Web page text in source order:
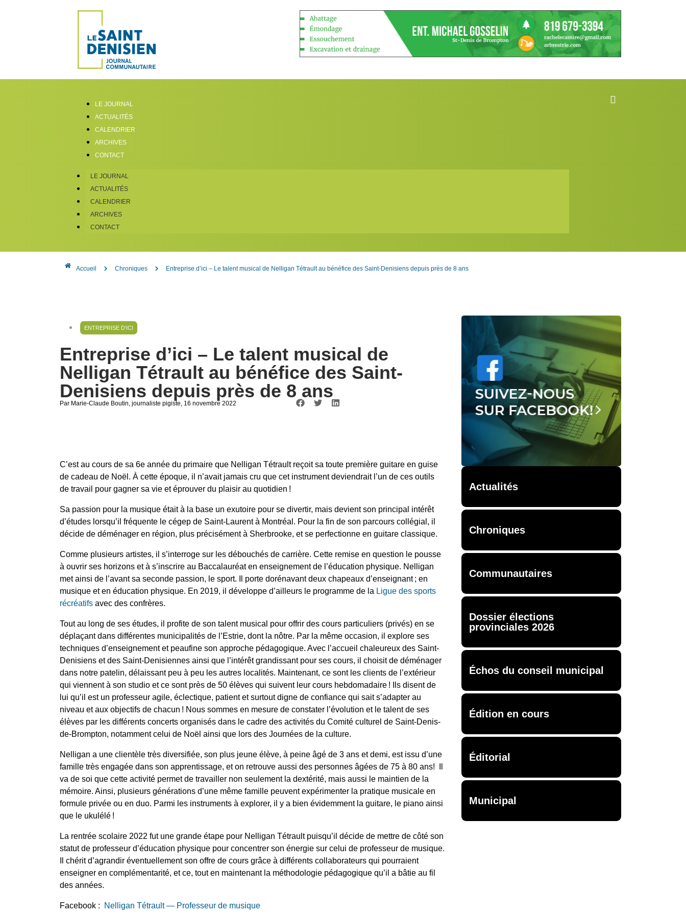
LE JOURNAL
ACTUALITÉS
CALENDRIER
ARCHIVES
CONTACT
LE JOURNAL
ACTUALITÉS
CALENDRIER
ARCHIVES
CONTACT
Accueil Chroniques Entreprise d’ici – Le talent musical de Nelligan Tétrault au bénéfice des Saint-Denisiens depuis près de 8 ans
ENTREPRISE D’ICI
Entreprise d’ici – Le talent musical de
Nelligan Tétrault au bénéfice des Saint-
Denisiens depuis près de 8 ans
Par Marie-Claude Boutin , journaliste pigiste , 16 novembre 2022
C’est au cours de sa 6e année du primaire que Nelligan Tétrault reçoit sa toute première guitare en guise
de cadeau de Noël. À cette époque, il n’avait jamais cru que cet instrument deviendrait l’un de ces outils
de travail pour gagner sa vie et éprouver du plaisir au quotidien !
Sa passion pour la musique était à la base un exutoire pour se divertir, mais devient son principal intérêt
d’études lorsqu’il fréquente le cégep de Saint-Laurent à Montréal. Pour la fin de son parcours collégial, il
décide de déménager en région, plus précisément à Sherbrooke, et se perfectionne en guitare classique.
Comme plusieurs artistes, il s’interroge sur les débouchés de carrière. Cette remise en question le pousse
à ouvrir ses horizons et à s’inscrire au Baccalauréat en enseignement de l’éducation physique. Nelligan
met ainsi de l’avant sa seconde passion, le sport. Il porte dorénavant deux chapeaux d’enseignant ; en
musique et en éducation physique. En 2019, il développe d’ailleurs le programme de la Ligue des sports
récréatifs avec des confrères.
Tout au long de ses études, il profite de son talent musical pour offrir des cours particuliers (privés) en se
déplaçant dans différentes municipalités de l’Estrie, dont la nôtre. Par la même occasion, il explore ses
techniques d’enseignement et peaufine son approche pédagogique. Avec l’accueil chaleureux des Saint-
Denisiens et des Saint-Denisiennes ainsi que l’intérêt grandissant pour ses cours, il choisit de déménager
dans notre patelin, délaissant peu à peu les autres localités. Maintenant, ce sont les clients de l’extérieur
qui viennent à son studio et ce sont près de 50 élèves qui suivent leur cours hebdomadaire ! Ils disent de
lui qu’il est un professeur agile, éclectique, patient et surtout digne de confiance qui sait s’adapter au
niveau et aux objectifs de chacun ! Nous sommes en mesure de constater l’évolution et le talent de ses
élèves par les différents concerts organisés dans le cadre des activités du Comité culturel de Saint-Denis-
de-Brompton, notamment celui de Noël ainsi que lors des Journées de la culture.
Nelligan a une clientèle très diversifiée, son plus jeune élève, à peine âgé de 3 ans et demi, est issu d’une
famille très engagée dans son apprentissage, et on retrouve aussi des personnes âgées de 75 à 80 ans! Il
va de soi que cette activité permet de travailler non seulement la dextérité, mais aussi le maintien de la
mémoire. Ainsi, plusieurs générations d’une même famille peuvent expérimenter la pratique musicale en
formule privée ou en duo. Parmi les instruments à explorer, il y a bien évidemment la guitare, le piano ainsi
que le ukulélé !
La rentrée scolaire 2022 fut une grande étape pour Nelligan Tétrault puisqu’il décide de mettre de côté son
statut de professeur d’éducation physique pour concentrer son énergie sur celui de professeur de musique.
Il chérit d’agrandir éventuellement son offre de cours grâce à différents collaborateurs qui pourraient
enseigner en complémentarité, et ce, tout en maintenant la méthodologie pédagogique qu’il a bâtie au fil
des années.
Facebook : Nelligan Tétrault — Professeur de musique
Actualités
Chroniques
Communautaires
Dossier élections
provinciales 2026
Échos du conseil municipal
Édition en cours
Éditorial
Municipal